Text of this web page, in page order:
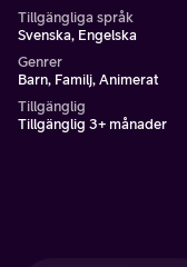
Tillgängliga språk
Svenska, Engelska
Genrer
Barn, Familj, Animerat
Tillgänglig
Tillgänglig 3+ månader